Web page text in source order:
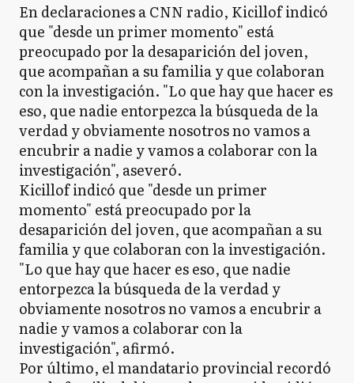
En declaraciones a CNN radio, Kicillof indicó
que "desde un primer momento" está
preocupado por la desaparición del joven,
que acompañan a su familia y que colaboran
con la investigación. "Lo que hay que hacer es
eso, que nadie entorpezca la búsqueda de la
verdad y obviamente nosotros no vamos a
encubrir a nadie y vamos a colaborar con la
investigación", aseveró.
Kicillof indicó que "desde un primer
momento" está preocupado por la
desaparición del joven, que acompañan a su
familia y que colaboran con la investigación.
"Lo que hay que hacer es eso, que nadie
entorpezca la búsqueda de la verdad y
obviamente nosotros no vamos a encubrir a
nadie y vamos a colaborar con la
investigación", afirmó.
Por último, el mandatario provincial recordó